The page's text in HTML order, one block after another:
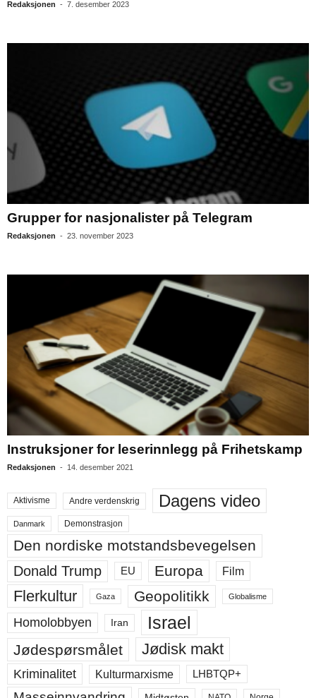
Redaksjonen - 7. desember 2023
Grupper for nasjonalister på Telegram
Redaksjonen - 23. november 2023
Instruksjoner for leserinnlegg på Frihetskamp
Redaksjonen - 14. desember 2021
Aktivisme Andre verdenskrig Dagens video
Danmark Demonstrasjon
Den nordiske motstandsbevegelsen
Donald Trump EU Europa Film
Flerkultur Gaza Geopolitikk Globalisme
Homolobbyen Iran Israel
Jødespørsmålet Jødisk makt
Kriminalitet Kulturmarxisme LHBTQP+